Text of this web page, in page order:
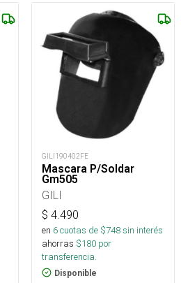
GILI190402FE
Mascara P/Soldar
Gm505
GILI
$ 4.490
en 6cuotas de $748sin interés
ahorras $180 por
transferencia.
Disponible